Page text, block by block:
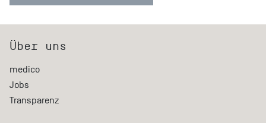
Über uns
medico
Jobs
Transparenz